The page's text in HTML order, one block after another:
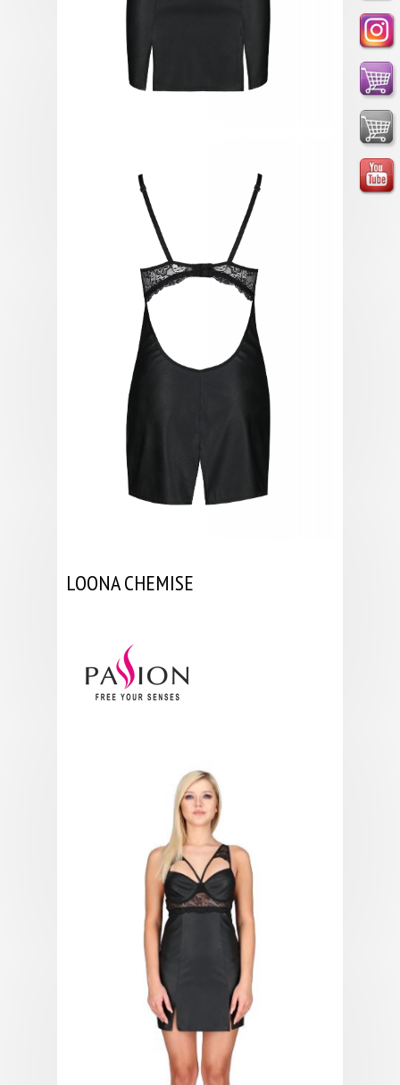
LOONA CHEMISE